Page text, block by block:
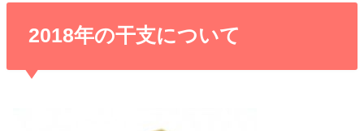
2018年の干支について